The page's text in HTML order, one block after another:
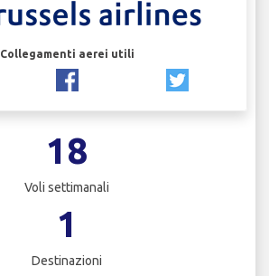
Collegamenti aerei utili
18
Voli settimanali
1
Destinazioni